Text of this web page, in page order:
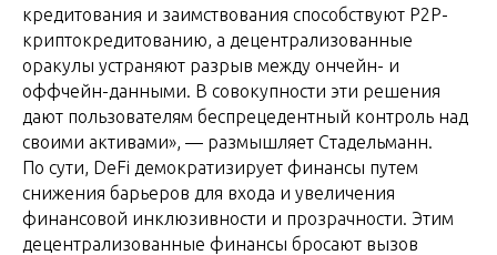
кредитования и заимствования способствуют P2P-
криптокредитованию, а децентрализованные
оракулы устраняют разрыв между ончейн- и
оффчейн-данными. В совокупности эти решения
дают пользователям беспрецедентный контроль над
своими активами», — размышляет Стадельманн.
По сути, DeFi демократизирует финансы путем
снижения барьеров для входа и увеличения
финансовой инклюзивности и прозрачности. Этим
децентрализованные финансы бросают вызов